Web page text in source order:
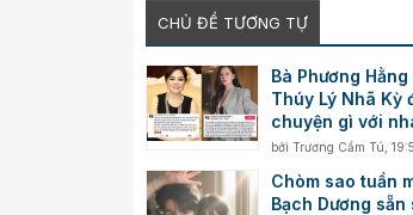
CHỦ ĐỀ TƯƠNG TỰ
Bà Phương
Thúy Lý Nhã Kỳ
chuyện gì với
bởi Trương Cẩm Tú
Chòm sao tuần
Bạch Dương sẵn